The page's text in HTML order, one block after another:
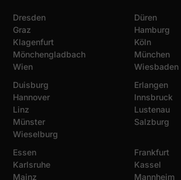
Dresden
Graz
Klagenfurt
Mönchengladbach
Wien
Düren
Hamburg
Köln
München
Wiesbaden
Duisburg
Hannover
Linz
Münster
Wieselburg
Erlangen
Innsbruck
Lustenau
Salzburg
Essen
Karlsruhe
Mainz
Frankfurt
Kassel
Mannheim